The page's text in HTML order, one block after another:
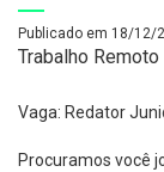
Publicado em 18/12/
Trabalho Remoto
Vaga: Redator
Procuramos você